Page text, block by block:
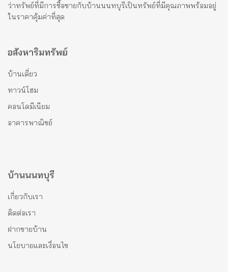
ว่าทรัพย์ที่มีการซื้อขายกับบ้านนนทบุรีเป็นทรัพย์ที่มีคุณภาพพร้อมอยู่
ในราคาคุ้มค่าที่สุด
อสังหาริมทรัพย์
บ้านเดี่ยว
ทาวน์โฮม
คอนโดมีเนียม
อาคารพาณิชย์
บ้านนนทบุรี
เกี่ยวกับเรา
ติดต่อเรา
ฝากขายบ้าน
นโยบายและเงื่อนไข